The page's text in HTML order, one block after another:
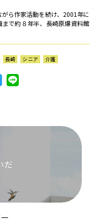
ら作家活動を続け、2001年に
まで約８年半、長崎原爆資料館
長崎 シニア 介護
だ